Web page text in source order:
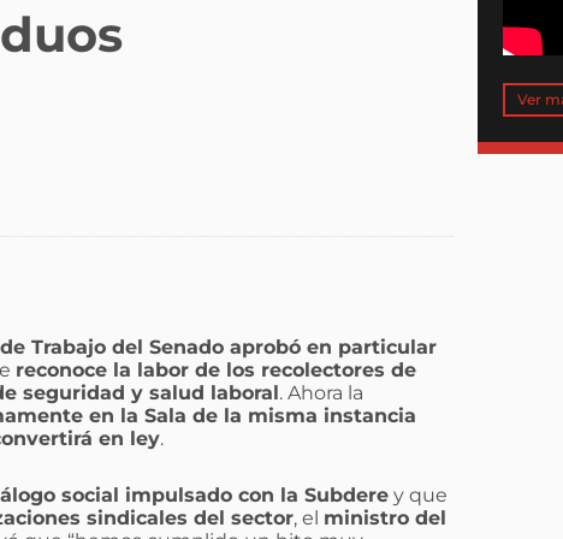
Trabajo del Senado aprobó en particular
reconoce la labor de los recolectores de
seguridad y salud laboral. Ahora la
en la Sala de la misma instancia
en ley.
social impulsado con la Subdere y que
sindicales del sector, el ministro del
Ver